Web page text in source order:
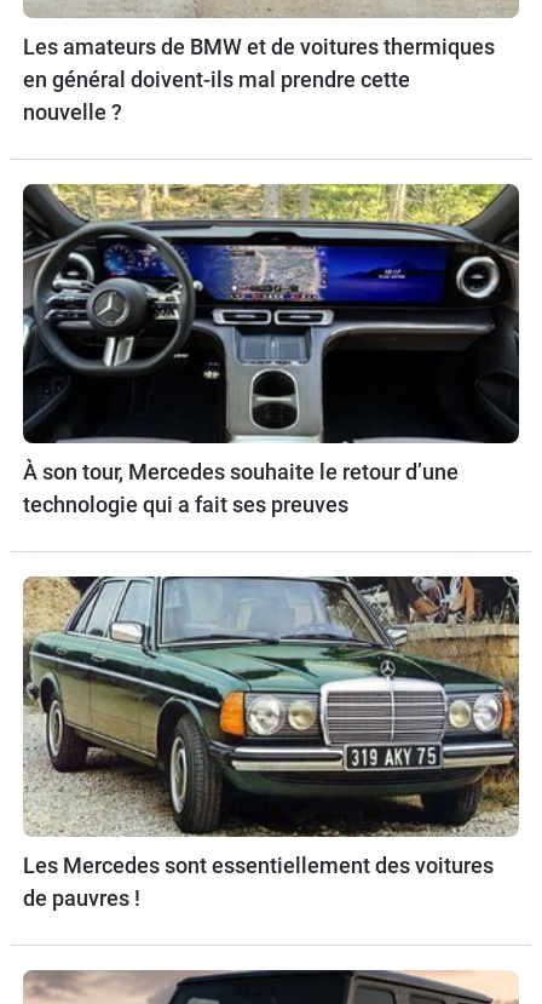
Les amateurs de BMW et de voitures thermiques
en général doivent-ils mal prendre cette
nouvelle ?
À son tour, Mercedes souhaite le retour d’une
technologie qui a fait ses preuves
Les Mercedes sont essentiellement des voitures
de pauvres !